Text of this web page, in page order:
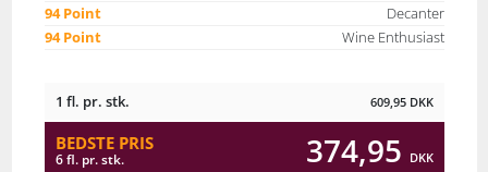
94 Point
Decanter
94 Point
Wine Enthusiast
1 fl. pr. stk. 609,95 DKK
BEDSTE PRIS
6 fl. pr. stk. 374,95 DKK